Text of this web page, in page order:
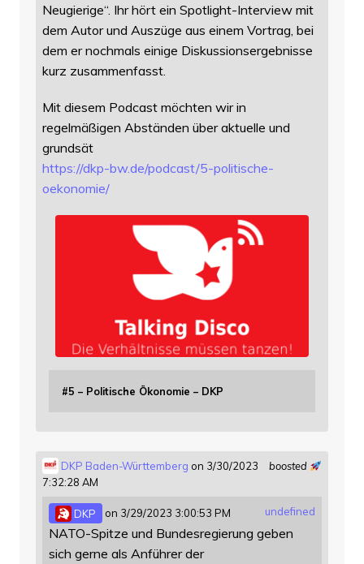
Neugierige“. Ihr hört ein Spotlight-Interview mit
dem Autor und Auszüge aus einem Vortrag, bei
dem er nochmals einige Diskussionsergebnisse
kurz zusammenfasst.
Mit diesem Podcast möchten wir in
regelmäßigen Abständen über aktuelle und
grundsät
https://dkp-bw.de/podcast/5-politische-
oekonomie/
#5 – Politische Ökonomie – DKP
boosted
DKP Baden-Württemberg on 3/30/2023
7:32:28 AM
undefined
DKP on 3/29/2023 3:00:53 PM
NATO-Spitze und Bundesregierung geben
sich gerne als Anführer der